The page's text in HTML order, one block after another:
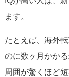
ます。
たとえば、海外
のに数ヶ月かか
周囲が驚くほど